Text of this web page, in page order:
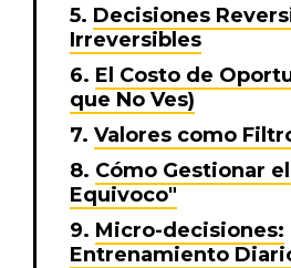
Decisiones
Irreversibles
El Costo de
que No Ves)
Valores como
Cómo Gestionar
Equivoco"
Micro-decisiones:
Entrenamiento